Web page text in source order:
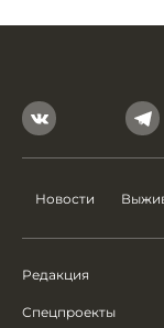
Новости
Редакция
Спецпроекты